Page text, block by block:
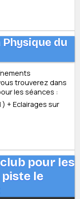
Physique du
trouverez dans
les séances :
) + Eclairages sur
pour les
le